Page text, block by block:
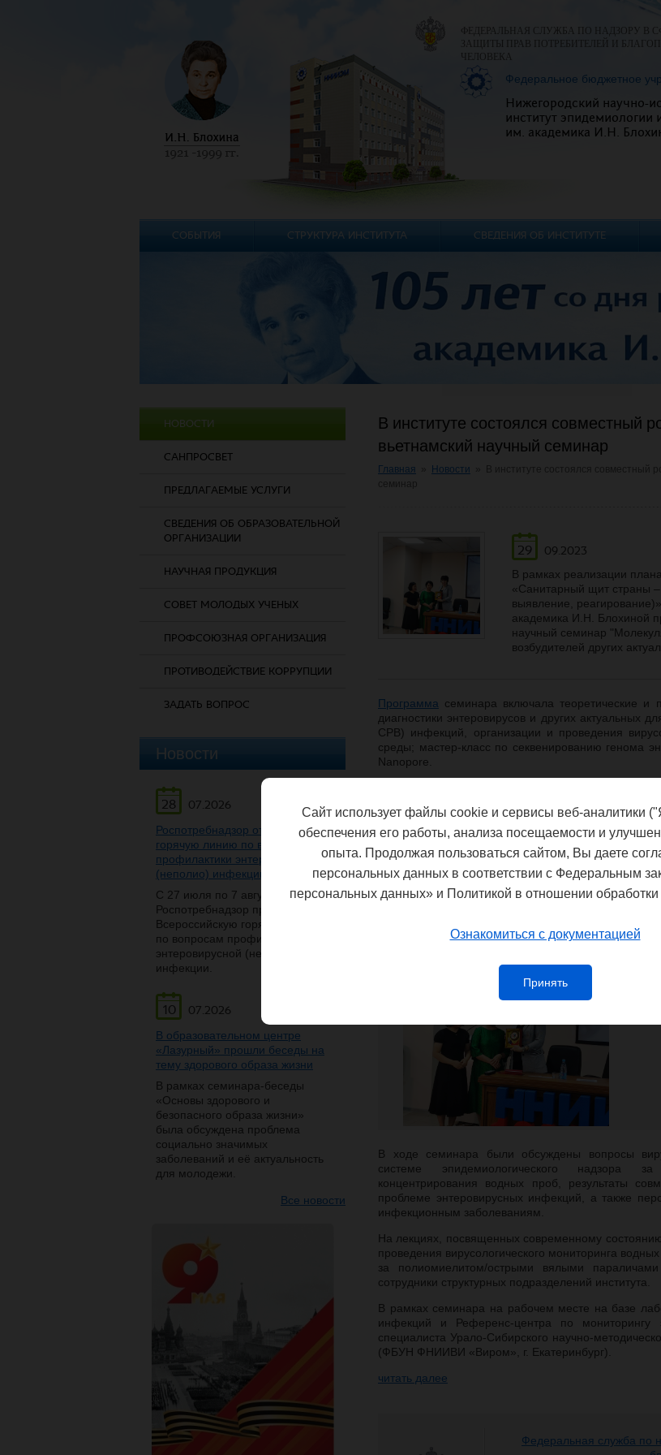
НОВОСТИ
САНПРОСВЕТ
ПРЕДЛАГАЕМЫЕ УСЛУГИ
СВЕДЕНИЯ ОБ ОБРАЗОВАТЕЛЬНОЙ
ОРГАНИЗАЦИИ
НАУЧНАЯ ПРОДУКЦИЯ
СОВЕТ МОЛОДЫХ УЧЕНЫХ
ПРОФСОЮЗНАЯ ОРГАНИЗАЦИЯ
ПРОТИВОДЕЙСТВИЕ КОРРУПЦИИ
ЗАДАТЬ ВОПРОС
Новости
28
07.2026
Роспотребнадзор открывает
горячую линию по вопросам
профилактики энтеровирусной
(неполио) инфекции
С 27 июля по 7 августа
Роспотребнадзор проведет
Всероссийскую горячую линию
по вопросам профилактики
энтеровирусной (неполио)
инфекции.
10
07.2026
В образовательном центре
«Лазурный» прошли беседы на
тему здорового образа жизни
В рамках семинара-беседы
«Основы здорового и
безопасного образа жизни»
была обсуждена проблема
социально значимых
заболеваний и её актуальность
для молодежи.
Все новости
В институте состоялся совместный
вьетнамский научный семинар
Главная Новости
29
09.2023
В рамках реализации
«Санитарный щит страны –
выявление,
академика И.Н. Блохиной
научный семинар
возбудителей других
Программа семинара включала теоретические и
диагностики энтеровирусов и других актуальных
СРВ) инфекций, организации и проведения
среды; мастер-класс по секвенированию генома
Nanopore.
В работе семинара с вьетнамской стороны
Южного отделений Совместного Российско-
технологического центра (г. Ханой и г. Хошимин). С
провели сотрудники ФБУН ННИИЭМ им.
специалисты референс-центра ВОЗ по
им. М.П. Чумакова РАН», г. Москва),
острых вялых параличей (ФБУН НИИЭМ имени
В ходе семинара были обсуждены вопросы
системе эпидемиологического надзора
концентрирования водных проб, результаты
проблеме энтеровирусных инфекций, а также
инфекционным заболеваниям.
На лекциях, посвященных современному
проведения вирусологического мониторинга
за полиомиелитом/острыми вялыми параличами
сотрудники структурных подразделений института.
В рамках семинара на рабочем месте на базе
инфекций и Референс-центра по
специалиста Урало-Сибирского научно-
(ФБУН ФНИИВИ «Виром», г. Екатеринбург).
читать далее
Федеральная служба по
ФЕДЕРАЛЬНАЯ СЛУЖБА ПО НАДЗОРУ В
ЗАЩИТЫ ПРАВ ПОТРЕБИТЕЛЕЙ И
ЧЕЛОВЕКА
Федеральное бюджетное
Нижегородский научно-
институт эпидемиологии
им. академика И.Н.
СОБЫТИЯ СТРУКТУРА ИНСТИТУТА СВЕДЕНИЯ ОБ ИНСТИТУТЕ
Сайт использует файлы cookie и сервисы веб-аналитики
обеспечения его работы, анализа посещаемости и
опыта. Продолжая пользоваться сайтом, Вы даете
персональных данных в соответствии с Федеральным
персональных данных» и Политикой в отношении
Ознакомиться с документацией
Принять